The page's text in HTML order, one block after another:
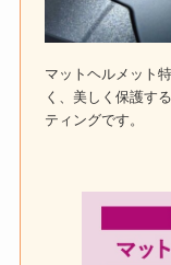
マットヘルメット
く、美しく保護す
ティングです。